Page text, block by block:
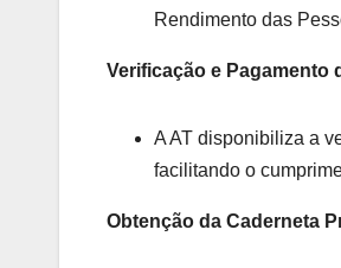
Rendimento das
Verificação e Pagamento
A AT disponibiliza a
facilitando o
Obtenção da Caderneta